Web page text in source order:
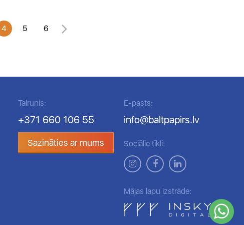
4 5 6
Tālrunis:
+371 660 106 55
Sazināties ar mums
E-pasts:
info@baltpapirs.lv
Sociālie tīkli:
Mājas lapu izstrāde: